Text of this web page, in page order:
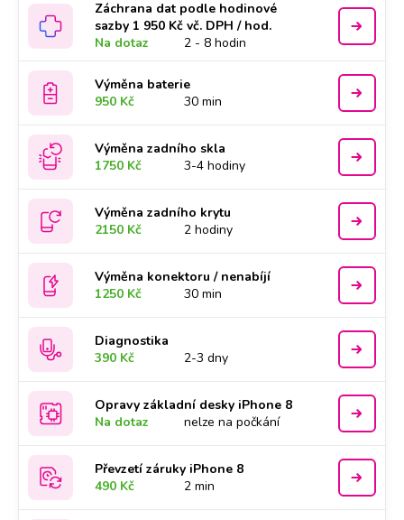
Záchrana dat podle hodinové
sazby 1 950 Kč vč. DPH / hod.
Na dotaz
2 - 8 hodin
Výměna baterie
950 Kč
30 min
Výměna zadního skla
1750 Kč
3-4 hodiny
Výměna zadního krytu
2150 Kč
2 hodiny
Výměna konektoru / nenabíjí
1250 Kč
30 min
Diagnostika
390 Kč
2-3 dny
Opravy základní desky iPhone 8
Na dotaz
nelze na počkání
Převzetí záruky iPhone 8
490 Kč
2 min